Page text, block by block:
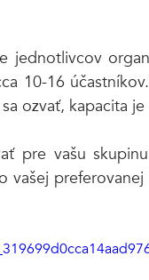
jednotlivcov
10-16
ozvať, kapacita
pre vašu
vašej